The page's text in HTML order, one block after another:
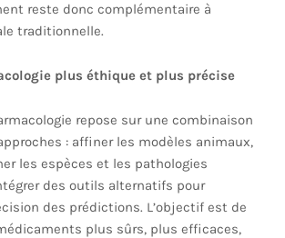
reste donc complémentaire à
traditionnelle.
plus éthique et plus précise
repose sur une combinaison
: affiner les modèles animaux,
les espèces et les pathologies
des outils alternatifs pour
des prédictions. L’objectif est de
plus sûrs, plus efficaces,